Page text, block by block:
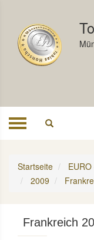
Toggle
Startseite
2009
Frankreich